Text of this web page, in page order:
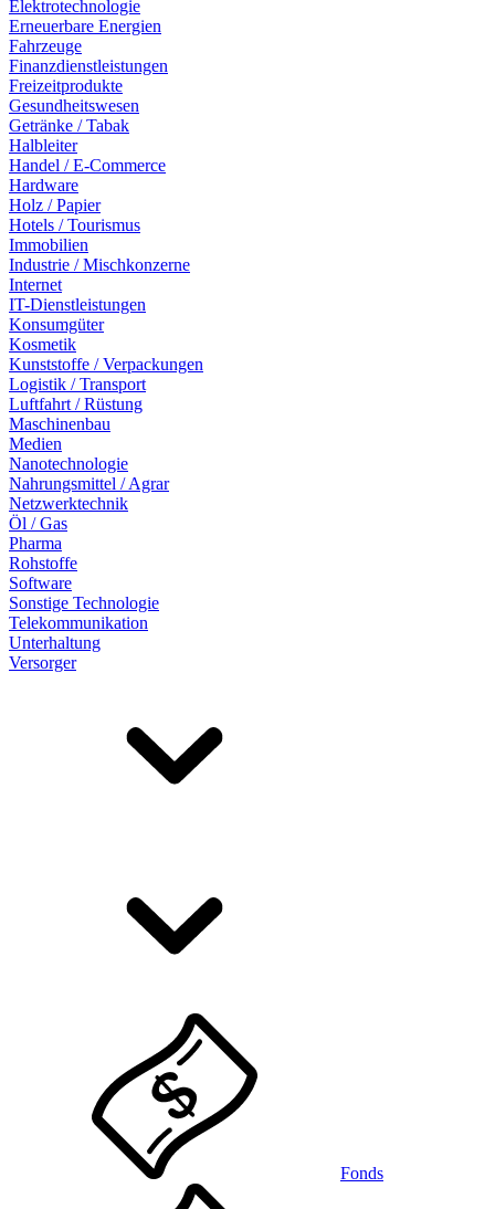
Elektrotechnologie
Erneuerbare Energien
Fahrzeuge
Finanzdienstleistungen
Freizeitprodukte
Gesundheitswesen
Getränke / Tabak
Halbleiter
Handel / E-Commerce
Hardware
Holz / Papier
Hotels / Tourismus
Immobilien
Industrie / Mischkonzerne
Internet
IT-Dienstleistungen
Konsumgüter
Kosmetik
Kunststoffe / Verpackungen
Logistik / Transport
Luftfahrt / Rüstung
Maschinenbau
Medien
Nanotechnologie
Nahrungsmittel / Agrar
Netzwerktechnik
Öl / Gas
Pharma
Rohstoffe
Software
Sonstige Technologie
Telekommunikation
Unterhaltung
Versorger
Fonds